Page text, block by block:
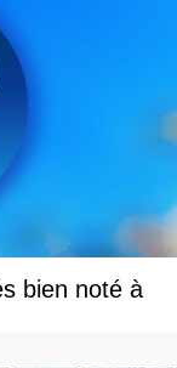
bien noté à